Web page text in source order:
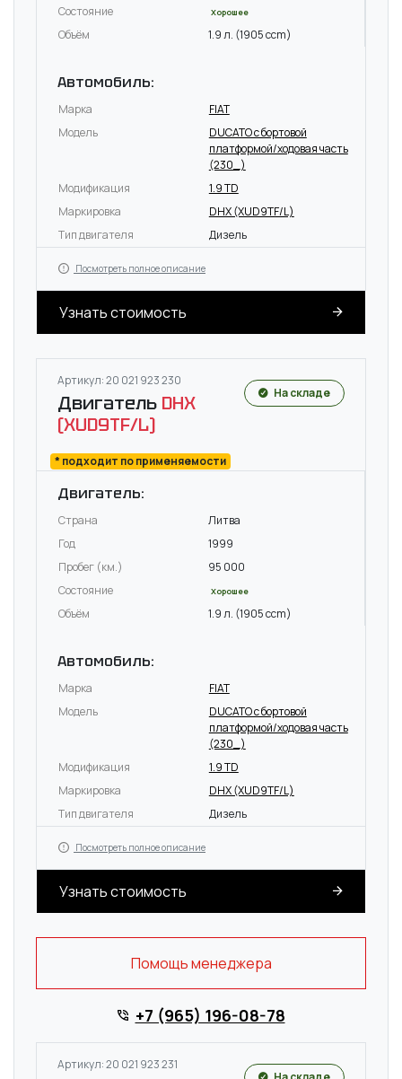
Состояние
Хорошее
Объём 1.9 л. (1905 ccm)
Автомобиль:
Марка
FIAT
Модель
DUCATO c бортовой
платформой/ходовая часть
(230_)
Модификация
1.9 TD
Маркировка
DHX (XUD9TF/L)
Тип двигателя
Дизель
Посмотреть полное описание
Узнать стоимость
Артикул: 20 021 923 230
Двигатель DHX
(XUD9TF/L)
* подходит по применяемости
На складе
Двигатель:
Страна
Литва
Год
1999
Пробег (км.)
95 000
Состояние
Хорошее
Объём 1.9 л. (1905 ccm)
Автомобиль:
Марка
FIAT
Модель
DUCATO c бортовой
платформой/ходовая часть
(230_)
Модификация
1.9 TD
Маркировка
DHX (XUD9TF/L)
Тип двигателя
Дизель
Посмотреть полное описание
Узнать стоимость
Помощь менеджера
+7 (965) 196-08-78
Артикул: 20 021 923 231